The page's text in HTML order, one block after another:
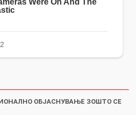
ОБЈАСНУВАЊЕ ЗОШТО СЕ